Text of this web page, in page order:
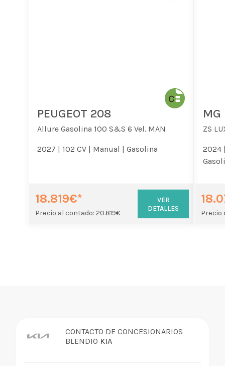
PEUGEOT 208
Allure Gasolina 100 S&S 6 Vel. MAN
2027 | 102 CV | Manual | Gasolina
18.819€*
Precio al contado: 20.819€
VER
DETALLES
MG
ZS
2024
Precio
CONTACTO DE CONCESIONARIOS
BLENDIO KIA